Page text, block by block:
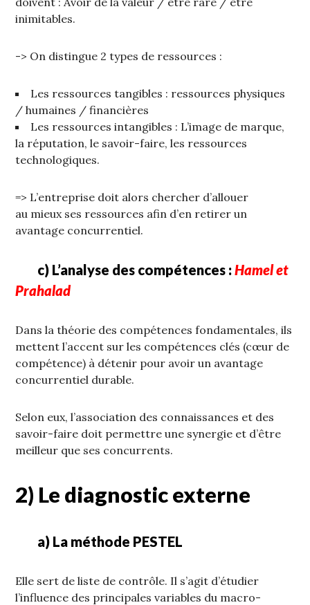
inimitables.
-> On distingue 2 types de ressources :
Les ressources tangibles : ressources physiques
/ humaines / financières
Les ressources intangibles : L’image de marque,
la réputation, le savoir-faire, les ressources
technologiques.
=> L’entreprise doit alors chercher d’allouer
au mieux ses ressources afin d’en retirer un
avantage concurrentiel.
c) L’analyse des compétences :Hamel et
Prahalad
Dans la théorie des compétences fondamentales, ils
mettent l’accent sur les compétences clés (cœur de
compétence) à détenir pour avoir un avantage
concurrentiel durable.
Selon eux, l’association des connaissances et des
savoir-faire doit permettre une synergie et d’être
meilleur que ses concurrents.
2) Le diagnostic externe
a) La méthode PESTEL
Elle sert de liste de contrôle. Il s’agit d’étudier
l’influence des principales variables du macro-